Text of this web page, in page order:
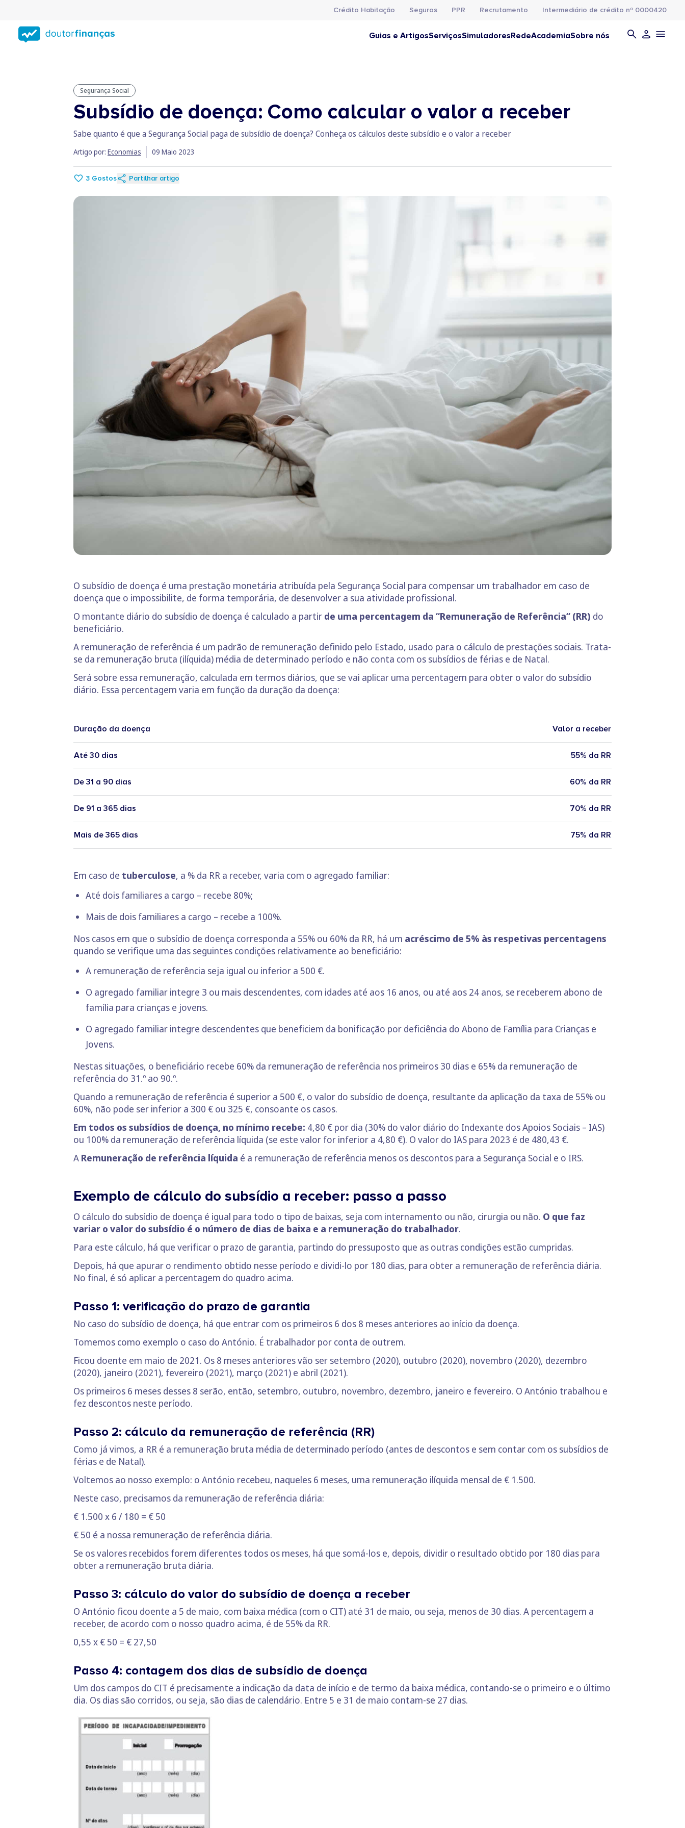
conteúdo
principal
Crédito Habitação Seguros PPR Recrutamento Intermediário de crédito nº 0000420
Guias e ArtigosServiçosSimuladoresRedeAcademiaSobre nós
Segurança Social
Subsídio de doença: Como calcular o valor a receber
Sabe quanto é que a Segurança Social paga de subsídio de doença? Conheça os cálculos deste subsídio e o valor a receber
Artigo por: Economias 09 Maio 2023
3 Gostos Partilhar artigo
O subsídio de doença é uma prestação monetária atribuída pela Segurança Social para compensar um trabalhador em caso de
doença que o impossibilite, de forma temporária, de desenvolver a sua atividade profissional.
O montante diário do subsídio de doença é calculado a partir de uma percentagem da “Remuneração de Referência” (RR) do
beneficiário.
A remuneração de referência é um padrão de remuneração definido pelo Estado, usado para o cálculo de prestações sociais. Trata-
se da remuneração bruta (ilíquida) média de determinado período e não conta com os subsídios de férias e de Natal.
Será sobre essa remuneração, calculada em termos diários, que se vai aplicar uma percentagem para obter o valor do subsídio
diário. Essa percentagem varia em função da duração da doença:
Duração da doença Valor a receber
Até 30 dias 55% da RR
De 31 a 90 dias 60% da RR
De 91 a 365 dias 70% da RR
Mais de 365 dias 75% da RR
Em caso de tuberculose, a % da RR a receber, varia com o agregado familiar:
Até dois familiares a cargo – recebe 80%;
Mais de dois familiares a cargo – recebe a 100%.
Nos casos em que o subsídio de doença corresponda a 55% ou 60% da RR, há um acréscimo de 5% às respetivas percentagens
quando se verifique uma das seguintes condições relativamente ao beneficiário:
A remuneração de referência seja igual ou inferior a 500 €.
O agregado familiar integre 3 ou mais descendentes, com idades até aos 16 anos, ou até aos 24 anos, se receberem abono de
família para crianças e jovens.
O agregado familiar integre descendentes que beneficiem da bonificação por deficiência do Abono de Família para Crianças e
Jovens.
Nestas situações, o beneficiário recebe 60% da remuneração de referência nos primeiros 30 dias e 65% da remuneração de
referência do 31.º ao 90.º.
Quando a remuneração de referência é superior a 500 €, o valor do subsídio de doença, resultante da aplicação da taxa de 55% ou
60%, não pode ser inferior a 300 € ou 325 €, consoante os casos.
Em todos os subsídios de doença, no mínimo recebe: 4,80 € por dia (30% do valor diário do Indexante dos Apoios Sociais – IAS)
ou 100% da remuneração de referência líquida (se este valor for inferior a 4,80 €). O valor do IAS para 2023 é de 480,43 €.
A Remuneração de referência líquida é a remuneração de referência menos os descontos para a Segurança Social e o IRS.
Exemplo de cálculo do subsídio a receber: passo a passo
O cálculo do subsídio de doença é igual para todo o tipo de baixas, seja com internamento ou não, cirurgia ou não. O que faz
variar o valor do subsídio é o número de dias de baixa e a remuneração do trabalhador.
Para este cálculo, há que verificar o prazo de garantia, partindo do pressuposto que as outras condições estão cumpridas.
Depois, há que apurar o rendimento obtido nesse período e dividi-lo por 180 dias, para obter a remuneração de referência diária.
No final, é só aplicar a percentagem do quadro acima.
Passo 1: verificação do prazo de garantia
No caso do subsídio de doença, há que entrar com os primeiros 6 dos 8 meses anteriores ao início da doença.
Tomemos como exemplo o caso do António. É trabalhador por conta de outrem.
Ficou doente em maio de 2021. Os 8 meses anteriores vão ser setembro (2020), outubro (2020), novembro (2020), dezembro
(2020), janeiro (2021), fevereiro (2021), março (2021) e abril (2021).
Os primeiros 6 meses desses 8 serão, então, setembro, outubro, novembro, dezembro, janeiro e fevereiro. O António trabalhou e
fez descontos neste período.
Passo 2: cálculo da remuneração de referência (RR)
Como já vimos, a RR é a remuneração bruta média de determinado período (antes de descontos e sem contar com os subsídios de
férias e de Natal).
Voltemos ao nosso exemplo: o António recebeu, naqueles 6 meses, uma remuneração ilíquida mensal de € 1.500.
Neste caso, precisamos da remuneração de referência diária:
€ 1.500 x 6 / 180 = € 50
€ 50 é a nossa remuneração de referência diária.
Se os valores recebidos forem diferentes todos os meses, há que somá-los e, depois, dividir o resultado obtido por 180 dias para
obter a remuneração bruta diária.
Passo 3: cálculo do valor do subsídio de doença a receber
O António ficou doente a 5 de maio, com baixa médica (com o CIT) até 31 de maio, ou seja, menos de 30 dias. A percentagem a
receber, de acordo com o nosso quadro acima, é de 55% da RR.
0,55 x € 50 = € 27,50
Passo 4: contagem dos dias de subsídio de doença
Um dos campos do CIT é precisamente a indicação da data de início e de termo da baixa médica, contando-se o primeiro e o último
dia. Os dias são corridos, ou seja, são dias de calendário. Entre 5 e 31 de maio contam-se 27 dias.